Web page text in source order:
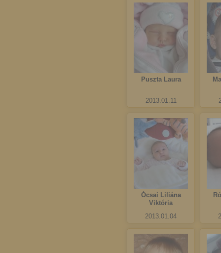
Puszta Laura
2013.01.11
Ócsai Liliána
Viktória
2013.01.04